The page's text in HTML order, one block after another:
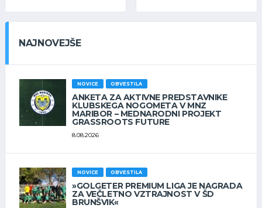
NAJNOVEJŠE
NOVICE OBVESTILA
ANKETA ZA AKTIVNE PREDSTAVNIKE
KLUBSKEGA NOGOMETA V MNZ
MARIBOR – MEDNARODNI PROJEKT
GRASSROOTS FUTURE
8.08.2026
NOVICE OBVESTILA
»GOLGETER PREMIUM LIGA JE NAGRADA
ZA VEČLETNO VZTRAJNOST V ŠD
BRUNŠVIK«